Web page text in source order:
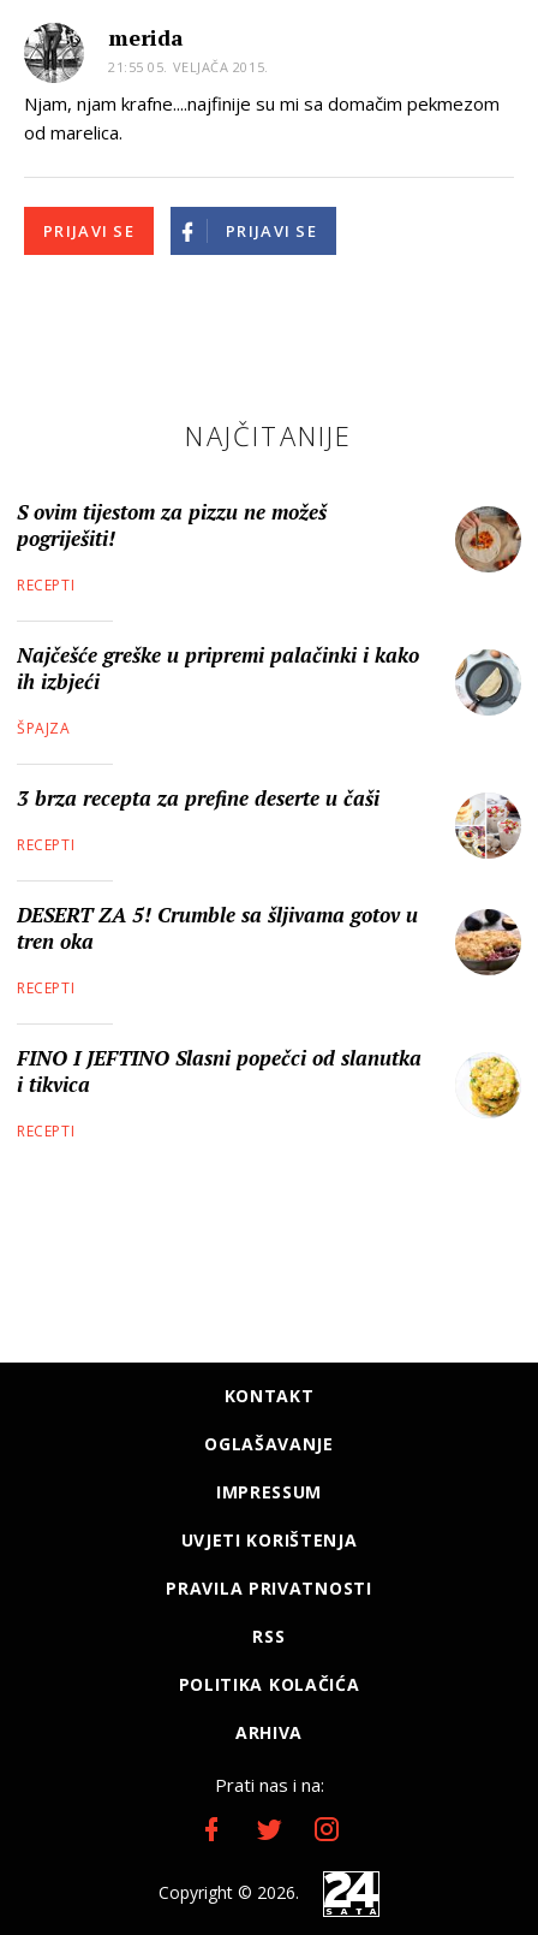
merida
21:55 05. VELJAČA 2015.
Njam, njam krafne....najfinije su mi sa domačim pekmezom
od marelica.
PRIJAVI SE PRIJAVI SE
NAJČITANIJE
S ovim tijestom za pizzu ne možeš
pogriješiti!
RECEPTI
Najčešće greške u pripremi palačinki i kako
ih izbjeći
ŠPAJZA
3 brza recepta za prefine deserte u čaši
RECEPTI
DESERT ZA 5! Crumble sa šljivama gotov u
tren oka
RECEPTI
FINO I JEFTINO Slasni popečci od slanutka
i tikvica
RECEPTI
KONTAKT
OGLAŠAVANJE
IMPRESSUM
UVJETI KORIŠTENJA
PRAVILA PRIVATNOSTI
RSS
POLITIKA KOLAČIĆA
ARHIVA
Prati nas i na:
Copyright © 2026.